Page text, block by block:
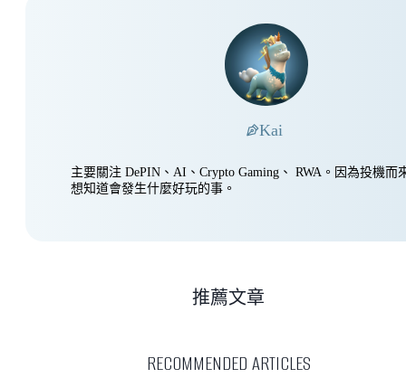
Kai
主要關注 DePIN、AI、Crypto Gaming、 RWA。因為投機而
想知道會發生什麼好玩的事。
RECOMMENDED ARTICLES
推薦文章